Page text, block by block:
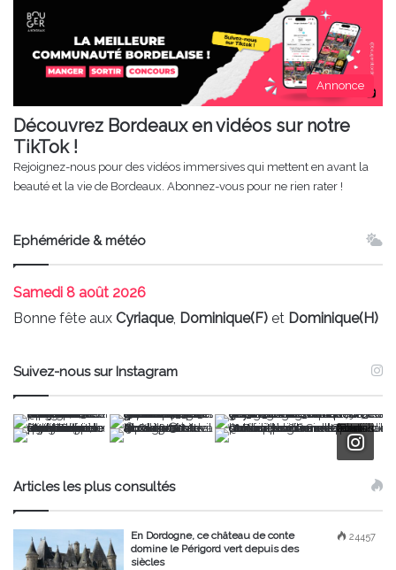
Annonce
Découvrez Bordeaux en vidéos sur notre
TikTok !
Rejoignez-nous pour des vidéos immersives qui mettent en avant la
beauté et la vie de Bordeaux. Abonnez-vous pour ne rien rater !
Ephéméride & météo
Samedi 8 août 2026
Bonne fête aux Cyriaque, Dominique(F) et Dominique(H)
Suivez-nous sur Instagram
Articles les plus consultés
24457
En Dordogne, ce château de conte
domine le Périgord vert depuis des
siècles